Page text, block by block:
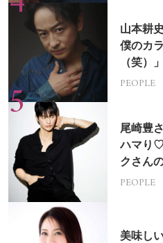
山本耕
僕のカ
（笑）
挑戦
PEOPLE
尾崎豊
ハマり
クさん
PEOPLE
美味し